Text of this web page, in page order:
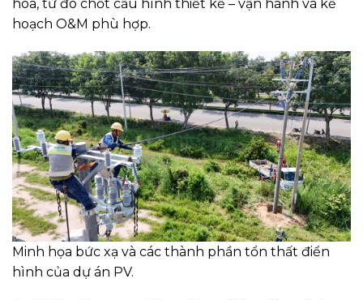
hóa, từ đó chốt cấu hình thiết kế – vận hành và kế
hoạch O&M phù hợp.
Minh họa bức xạ và các thành phần tổn thất điển
hình của dự án PV.